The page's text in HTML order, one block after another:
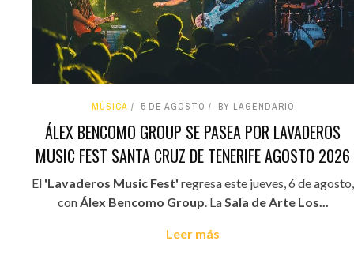
MÚSICA 5 DE AGOSTO BY LAGENDARIO
ÁLEX BENCOMO GROUP SE PASEA POR LAVADEROS
MUSIC FEST SANTA CRUZ DE TENERIFE AGOSTO 2026
El 'Lavaderos Music Fest' regresa este jueves, 6 de agosto,
conÁlex Bencomo Group. LaSala de Arte Los...
Leer más